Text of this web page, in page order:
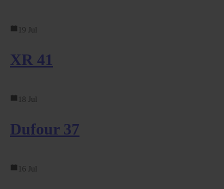
19 Jul
XR 41
18 Jul
Dufour 37
16 Jul